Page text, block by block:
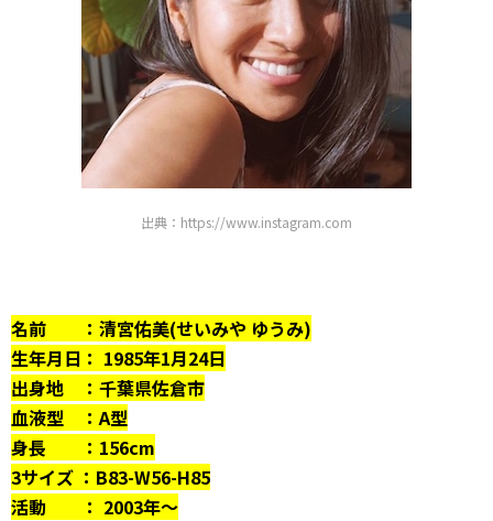
出典：https://www.instagram.com
名前 ：清宮佑美(せいみや ゆうみ)
生年月日： 1985年1月24日
出身地 ：千葉県佐倉市
血液型 ：A型
身長 ：156cm
3サイズ ：B83-W56-H85
活動 ： 2003年〜